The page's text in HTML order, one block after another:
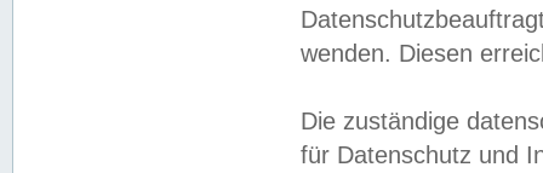
wenden. Diesen
Die zuständige
für Datenschutz und